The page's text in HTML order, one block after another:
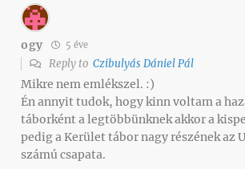
ogy 5 éve
Reply to Czibulyás Dániel Pál
Mikre nem emlékszel. :)
Én annyit tudok, hogy kinn voltam a
táborként a legtöbbünknek akkor a
pedig a Kerület tábor nagy részének az
számú csapata.